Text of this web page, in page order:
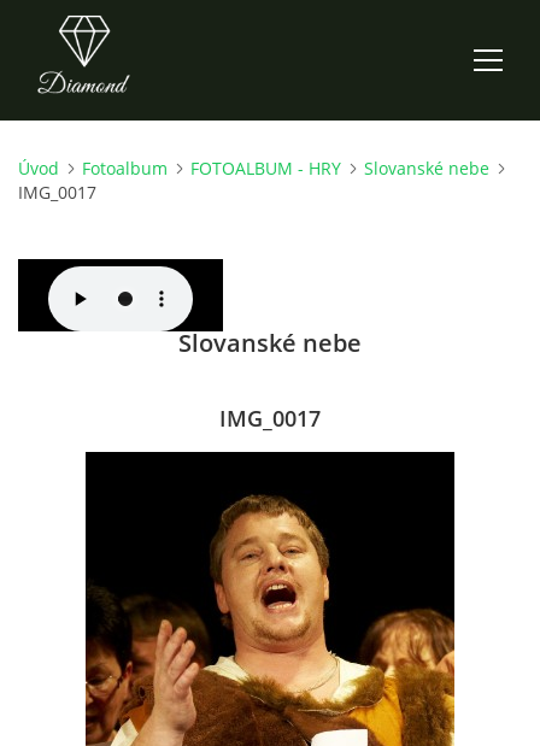
ÚVOD
O NÁS
KDY, KDE A CO HRAJEME
HRY OD ROKU 1973
VIDEOZÁZNAMY Z HER
Úvod Fotoalbum FOTOALBUM - HRY
Slovanské nebe
IMG_0017
Slovanské nebe
IMG_0017